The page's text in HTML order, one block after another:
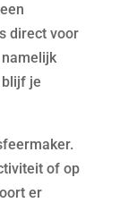
direct voor
je
of op
er